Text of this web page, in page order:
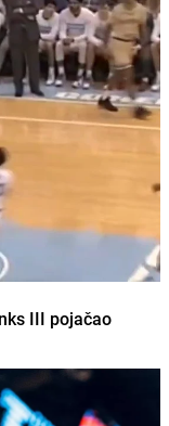
III pojačao